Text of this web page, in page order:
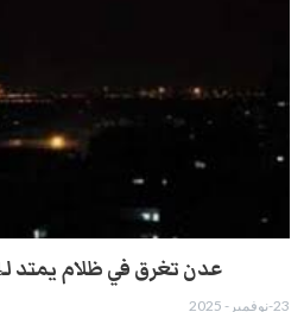
عدن تغرق في ظلام يمتد لـ14 ساعة في اليوم
23-نوفمبر- 2025